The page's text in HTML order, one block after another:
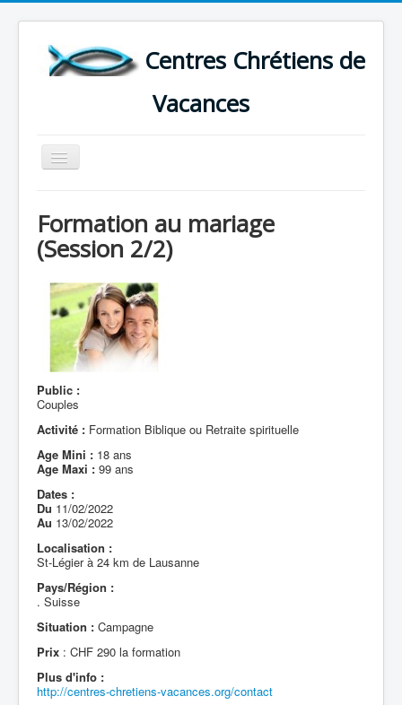
Centres Chrétiens de
Vacances
Basculer
la
CARTE DES CENTRES DE VACANCES .
LISTE DES SEJOURS DE VACANCES 2026
PLUS
Formation au mariage
(Session 2/2)
Public :
Couples
Activité : Formation Biblique ou Retraite spirituelle
Age Mini : 18 ans
Age Maxi : 99 ans
Dates :
Du 11/02/2022
Au 13/02/2022
Localisation :
St-Légier à 24 km de Lausanne
Pays/Région :
. Suisse
Situation : Campagne
Prix : CHF 290 la formation
Plus d'info :
http://centres-chretiens-vacances.org/contact